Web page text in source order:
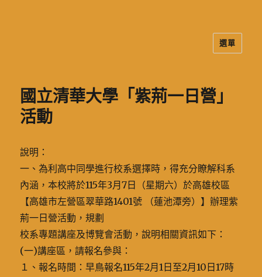
選單
國立清華大學「紫荊一日營」
活動
說明：
一、為利高中同學進行校系選擇時，得充分瞭解科系
內涵，本校將於115年3月7日（星期六）於高雄校區
【高雄市左營區翠華路1401號 （蓮池潭旁）】辦理紫
荊一日營活動，規劃
校系專題講座及博覽會活動，說明相關資訊如下：
(一)講座區，請報名參與：
１、報名時間：早鳥報名115年2月1日至2月10日17時